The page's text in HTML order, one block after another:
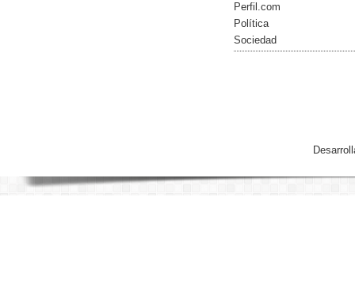
Perfil.com
Política
Sociedad